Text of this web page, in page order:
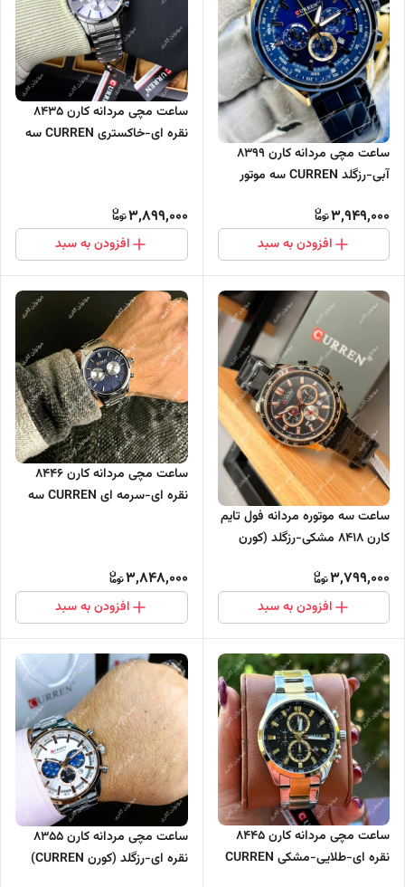
ساعت مچی مردانه کارن 8399
آبی-رزگلد CURREN سه موتور
3,949,000
افزودن به سبد
ساعت مچی مردانه کارن 8435
نقره ای-خاکستری CURREN سه
3,899,000
افزودن به سبد
ساعت سه موتوره مردانه فول تایم
کارن 8418 مشکی-رزگلد (کورن
3,799,000
افزودن به سبد
ساعت مچی مردانه کارن 8446
نقره ای-سرمه ای CURREN سه
3,848,000
افزودن به سبد
ساعت مچی مردانه کارن 8445
نقره ای-طلایی-مشکی CURREN
ساعت مچی مردانه کارن 8355
نقره ای-رزگلد (کورن CURREN)